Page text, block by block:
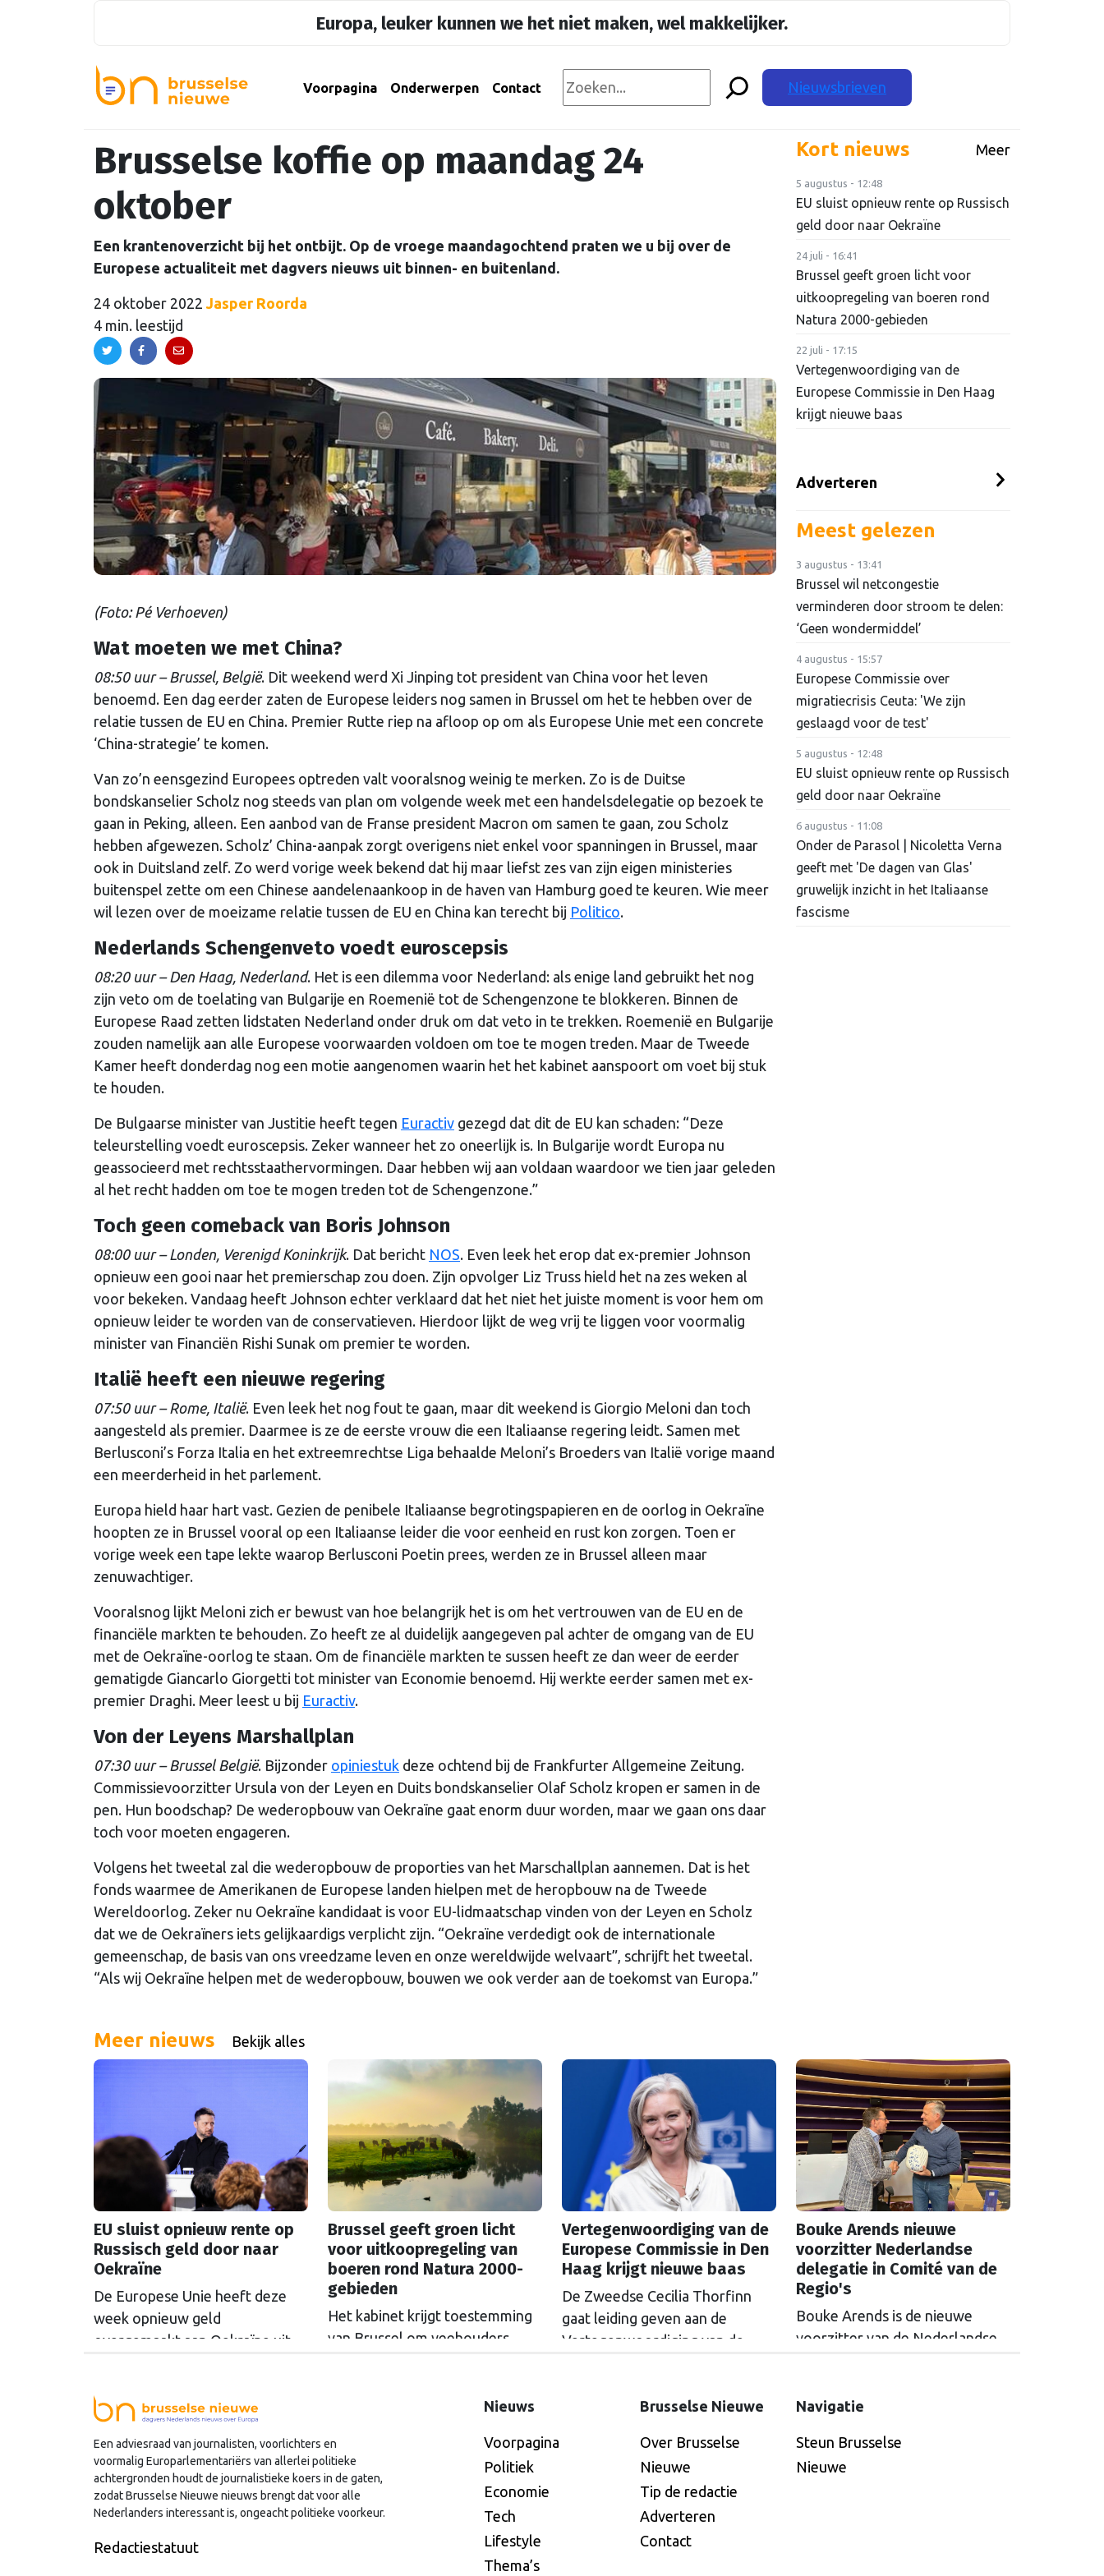
Europa, leuker kunnen we het niet maken, wel makkelijker.
Voorpagina Onderwerpen Contact Nieuwsbrieven
Brusselse koffie op maandag 24
oktober
Een krantenoverzicht bij het ontbijt. Op de vroege maandagochtend praten we u bij over de
Europese actualiteit met dagvers nieuws uit binnen- en buitenland.
24 oktober 2022 Jasper Roorda
4 min. leestijd
(Foto: Pé Verhoeven)
Wat moeten we met China?
08:50 uur – Brussel, België. Dit weekend werd Xi Jinping tot president van China voor het leven
benoemd. Een dag eerder zaten de Europese leiders nog samen in Brussel om het te hebben over de
relatie tussen de EU en China. Premier Rutte riep na afloop op om als Europese Unie met een concrete
‘China-strategie’ te komen.
Van zo’n eensgezind Europees optreden valt vooralsnog weinig te merken. Zo is de Duitse
bondskanselier Scholz nog steeds van plan om volgende week met een handelsdelegatie op bezoek te
gaan in Peking, alleen. Een aanbod van de Franse president Macron om samen te gaan, zou Scholz
hebben afgewezen. Scholz’ China-aanpak zorgt overigens niet enkel voor spanningen in Brussel, maar
ook in Duitsland zelf. Zo werd vorige week bekend dat hij maar liefst zes van zijn eigen ministeries
buitenspel zette om een Chinese aandelenaankoop in de haven van Hamburg goed te keuren. Wie meer
wil lezen over de moeizame relatie tussen de EU en China kan terecht bij Politico.
Nederlands Schengenveto voedt euroscepsis
08:20 uur – Den Haag, Nederland. Het is een dilemma voor Nederland: als enige land gebruikt het nog
zijn veto om de toelating van Bulgarije en Roemenië tot de Schengenzone te blokkeren. Binnen de
Europese Raad zetten lidstaten Nederland onder druk om dat veto in te trekken. Roemenië en Bulgarije
zouden namelijk aan alle Europese voorwaarden voldoen om toe te mogen treden. Maar de Tweede
Kamer heeft donderdag nog een motie aangenomen waarin het het kabinet aanspoort om voet bij stuk
te houden.
De Bulgaarse minister van Justitie heeft tegen Euractiv gezegd dat dit de EU kan schaden: “Deze
teleurstelling voedt euroscepsis. Zeker wanneer het zo oneerlijk is. In Bulgarije wordt Europa nu
geassocieerd met rechtsstaathervormingen. Daar hebben wij aan voldaan waardoor we tien jaar geleden
al het recht hadden om toe te mogen treden tot de Schengenzone.”
Toch geen comeback van Boris Johnson
08:00 uur – Londen, Verenigd Koninkrijk. Dat bericht NOS. Even leek het erop dat ex-premier Johnson
opnieuw een gooi naar het premierschap zou doen. Zijn opvolger Liz Truss hield het na zes weken al
voor bekeken. Vandaag heeft Johnson echter verklaard dat het niet het juiste moment is voor hem om
opnieuw leider te worden van de conservatieven. Hierdoor lijkt de weg vrij te liggen voor voormalig
minister van Financiën Rishi Sunak om premier te worden.
Italië heeft een nieuwe regering
07:50 uur – Rome, Italië. Even leek het nog fout te gaan, maar dit weekend is Giorgio Meloni dan toch
aangesteld als premier. Daarmee is ze de eerste vrouw die een Italiaanse regering leidt. Samen met
Berlusconi’s Forza Italia en het extreemrechtse Liga behaalde Meloni’s Broeders van Italië vorige maand
een meerderheid in het parlement.
Europa hield haar hart vast. Gezien de penibele Italiaanse begrotingspapieren en de oorlog in Oekraïne
hoopten ze in Brussel vooral op een Italiaanse leider die voor eenheid en rust kon zorgen. Toen er
vorige week een tape lekte waarop Berlusconi Poetin prees, werden ze in Brussel alleen maar
zenuwachtiger.
Vooralsnog lijkt Meloni zich er bewust van hoe belangrijk het is om het vertrouwen van de EU en de
financiële markten te behouden. Zo heeft ze al duidelijk aangegeven pal achter de omgang van de EU
met de Oekraïne-oorlog te staan. Om de financiële markten te sussen heeft ze dan weer de eerder
gematigde Giancarlo Giorgetti tot minister van Economie benoemd. Hij werkte eerder samen met ex-
premier Draghi. Meer leest u bij Euractiv.
Von der Leyens Marshallplan
07:30 uur – Brussel België. Bijzonder opiniestuk deze ochtend bij de Frankfurter Allgemeine Zeitung.
Commissievoorzitter Ursula von der Leyen en Duits bondskanselier Olaf Scholz kropen er samen in de
pen. Hun boodschap? De wederopbouw van Oekraïne gaat enorm duur worden, maar we gaan ons daar
toch voor moeten engageren.
Volgens het tweetal zal die wederopbouw de proporties van het Marschallplan aannemen. Dat is het
fonds waarmee de Amerikanen de Europese landen hielpen met de heropbouw na de Tweede
Wereldoorlog. Zeker nu Oekraïne kandidaat is voor EU-lidmaatschap vinden von der Leyen en Scholz
dat we de Oekraïners iets gelijkaardigs verplicht zijn. “Oekraïne verdedigt ook de internationale
gemeenschap, de basis van ons vreedzame leven en onze wereldwijde welvaart”, schrijft het tweetal.
“Als wij Oekraïne helpen met de wederopbouw, bouwen we ook verder aan de toekomst van Europa.”
Kort nieuws Meer
5 augustus - 12:48
EU sluist opnieuw rente op Russisch
geld door naar Oekraïne
24 juli - 16:41
Brussel geeft groen licht voor
uitkoopregeling van boeren rond
Natura 2000-gebieden
22 juli - 17:15
Vertegenwoordiging van de
Europese Commissie in Den Haag
krijgt nieuwe baas
Adverteren
Meest gelezen
3 augustus - 13:41
Brussel wil netcongestie
verminderen door stroom te delen:
‘Geen wondermiddel’
4 augustus - 15:57
Europese Commissie over
migratiecrisis Ceuta: 'We zijn
geslaagd voor de test'
5 augustus - 12:48
EU sluist opnieuw rente op Russisch
geld door naar Oekraïne
6 augustus - 11:08
Onder de Parasol | Nicoletta Verna
geeft met 'De dagen van Glas'
gruwelijk inzicht in het Italiaanse
fascisme
Meer nieuws Bekijk alles
EU sluist opnieuw rente op
Russisch geld door naar
Oekraïne
De Europese Unie heeft deze
week opnieuw geld
overgemaakt aan Oekraïne uit
om 1,4 miljard euro. Dat is de
Russische Centrale Bank ooit bij
de Belgische bank Euroclear
parkeerde. De EU bevroor dat
geld na de Russische inval in
Oekraïne. Het …
Brussel geeft groen licht
voor uitkoopregeling van
boeren rond Natura 2000-
gebieden
Het kabinet krijgt toestemming
van Brussel om veehouders
Commissie gaat akkoord met
miljoen euro.
Vertegenwoordiging van de
Europese Commissie in Den
Haag krijgt nieuwe baas
De Zweedse Cecilia Thorfinn
gaat leiding geven aan de
Vertegenwoordiging van de
Bouke Arends nieuwe
voorzitter Nederlandse
delegatie in Comité van de
Regio's
Bouke Arends is de nieuwe
voorzitter van de Nederlandse
huidige burgemeester van
Commissaris van de
Koning Arthur van Dijk (Noord-
Een adviesraad van journalisten, voorlichters en
voormalig Europarlementariërs van allerlei politieke
achtergronden houdt de journalistieke koers in de gaten,
zodat Brusselse Nieuwe nieuws brengt dat voor alle
Nederlanders interessant is, ongeacht politieke voorkeur.
Redactiestatuut
Nieuws
Voorpagina
Politiek
Economie
Tech
Lifestyle
Thema’s
Brusselse Nieuwe
Over Brusselse
Nieuwe
Tip de redactie
Adverteren
Contact
Navigatie
Steun Brusselse
Nieuwe